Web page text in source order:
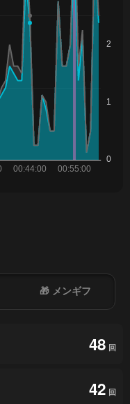
🎁 メンギフ
48 回
42 回